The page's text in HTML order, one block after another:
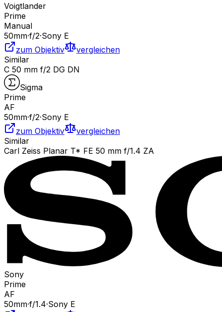
Voigtlander
Prime
Manual
50mm·f/2·Sony E
zum Objektiv
vergleichen
Similar
C 50 mm f/2 DG DN
Sigma
Prime
AF
50mm·f/2·Sony E
zum Objektiv
vergleichen
Similar
Carl Zeiss Planar T* FE 50 mm f/1.4 ZA
Sony
Prime
AF
50mm·f/1.4·Sony E